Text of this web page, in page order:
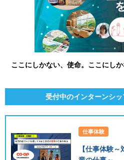
ここにしかない、使命。ここにしか
受付中のインターンシ
仕事体験
【仕事体験